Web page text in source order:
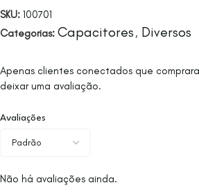
SKU: 100701
Categorias: Capacitores , Diversos
Avaliações
Não há avaliações ainda.
Apenas clientes conectados que
deixar uma avaliação.